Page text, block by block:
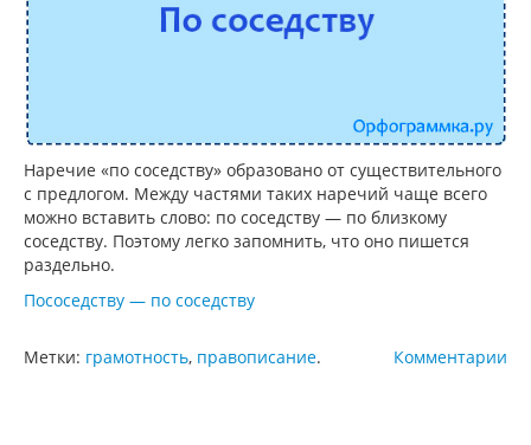
Наречие «по соседству» образовано от существительного
с предлогом. Между частями таких наречий чаще всего
можно вставить слово: по соседству — по близкому
соседству. Поэтому легко запомнить, что оно пишется
раздельно.
Пососедству — по соседству
Комментарии
Метки: грамотность, правописание.